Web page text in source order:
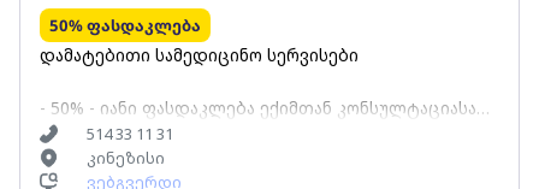
50% ფასდაკლება
დამატებითი სამედიცინო სერვისები
- 50% - იანი ფასდაკლება ექიმთან კონსულტაციასა
და ინდივიდუალურ რეაბილიტოლოგთან სატესტო
ვარჯიშზე -20% ფასდაკლება 1-თვიან სამკურნალო
514 33 11 31
კინეზისი
ვებგვერდი